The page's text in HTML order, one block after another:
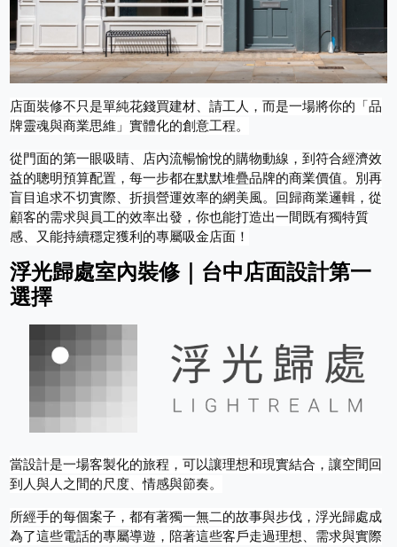
店面裝修不只是單純花錢買建材、請工人，而是一場將你的「品
牌靈魂與商業思維」實體化的創意工程。
從門面的第一眼吸睛、店內流暢愉悅的購物動線，到符合經濟效
益的聰明預算配置，每一步都在默默堆疊品牌的商業價值。別再
盲目追求不切實際、折損營運效率的網美風。回歸商業邏輯，從
顧客的需求與員工的效率出發，你也能打造出一間既有獨特質
感、又能持續穩定獲利的專屬吸金店面！
浮光歸處室內裝修｜台中店面設計第一
選擇
當設計是一場客製化的旅程，可以讓理想和現實結合，讓空間回
到人與人之間的尺度、情感與節奏。
所經手的每個案子，都有著獨一無二的故事與步伐，浮光歸處成
為了這些電話的專屬導遊，陪著這些客戶走過理想、需求與實際